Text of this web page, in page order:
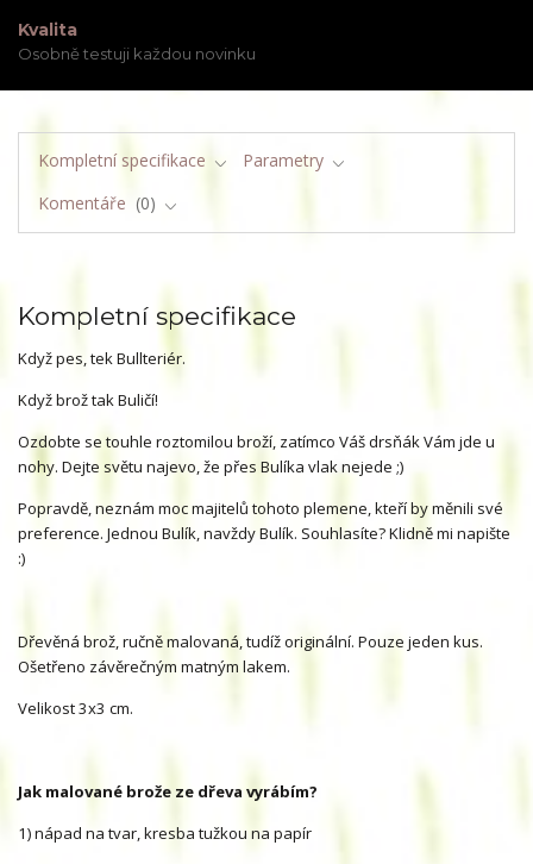
Kvalita
Osobně testuji každou novinku
Kompletní specifikace
Parametry
Komentáře
0
Kompletní specifikace
Když pes, tek Bullteriér.
Když brož tak Buličí!
Ozdobte se touhle roztomilou broží, zatímco Váš drsňák Vám jde u
nohy. Dejte světu najevo, že přes Bulíka vlak nejede ;)
Popravdě, neznám moc majitelů tohoto plemene, kteří by měnili své
preference. Jednou Bulík, navždy Bulík. Souhlasíte? Klidně mi napište
:)
Dřevěná brož, ručně malovaná, tudíž originální. Pouze jeden kus.
Ošetřeno závěrečným matným lakem.
Velikost 3x3 cm.
Jak malované brože ze dřeva vyrábím?
1) nápad na tvar, kresba tužkou na papír